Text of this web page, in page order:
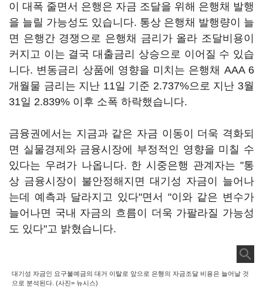
이 대폭 줄면서 은행은 자금 조달을 위해 은행채 발행
을 늘릴 가능성도 있습니다. 통상 은행채 발행량이 늘
면 은행간 경쟁으로 은행채 금리가 올라 조달비용이
커지고 이는 결국 대출금리 상승으로 이어질 수 있습
니다. 변동금리 상품에 영향을 미치는 은행채 AAA 6
개월물 금리는 지난 11일 기준 2.737%으로 지난 3월
31일 2.839% 이후 소폭 하락했습니다.
금융권에서는 지금과 같은 자금 이동이 더욱 격화되
면 실물경제와 금융시장에 부정적인 영향을 미칠 수
있다는 우려가 나옵니다. 한 시중은행 관계자는 "통
상 금융시장이 불안정해지면 대기성 자금이 늘어나
는데 예측과 달라지고 있다"면서 "이와 같은 변수가
늘어나면 국내 자금의 흐름이 더욱 가팔라질 가능성
도 있다"고 밝혔습니다.
대기성 자금인 요구불예금의 대거 이탈로 앞으로 은행의 자금조달 비용은 늘어날 것
으로 분석된다. (사진= 뉴시스)